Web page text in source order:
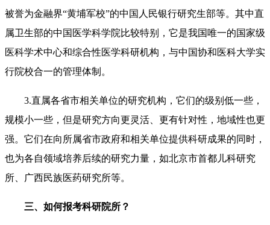
被誉为金融界“黄埔军校”的中国人民银行研究生部等。其中直
属卫生部的中国医学科学院比较特别，它是我国唯一的国家级
医科学术中心和综合性医学科研机构，与中国协和医科大学实
行院校合一的管理体制。
3.直属各省市相关单位的研究机构，它们的级别低一些，
规模小一些，但是研究方向更灵活、更有针对性，地域性也更
强。它们在向所属省市政府和相关单位提供科研成果的同时，
也为各自领域培养后续的研究力量，如北京市首都儿科研究
所、广西民族医药研究所等。
三、如何报考科研院所？